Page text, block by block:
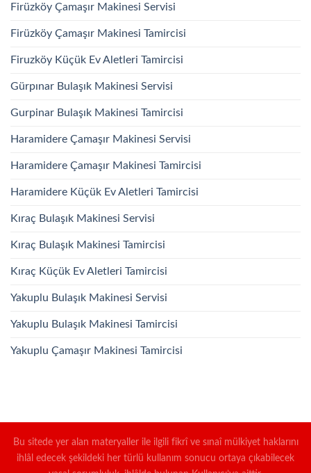
Firüzköy Çamaşır Makinesi Servisi
Firüzköy Çamaşır Makinesi Tamircisi
Firuzköy Küçük Ev Aletleri Tamircisi
Gürpınar Bulaşık Makinesi Servisi
Gurpinar Bulaşık Makinesi Tamircisi
Haramidere Çamaşır Makinesi Servisi
Haramidere Çamaşır Makinesi Tamircisi
Haramidere Küçük Ev Aletleri Tamircisi
Kıraç Bulaşık Makinesi Servisi
Kıraç Bulaşık Makinesi Tamircisi
Kıraç Küçük Ev Aletleri Tamircisi
Yakuplu Bulaşık Makinesi Servisi
Yakuplu Bulaşık Makinesi Tamircisi
Yakuplu Çamaşır Makinesi Tamircisi
Bu sitede yer alan materyaller ile ilgili fikrî ve sınaî mülkiyet haklarını
ihlâl edecek şekildeki her türlü kullanım sonucu ortaya çıkabilecek